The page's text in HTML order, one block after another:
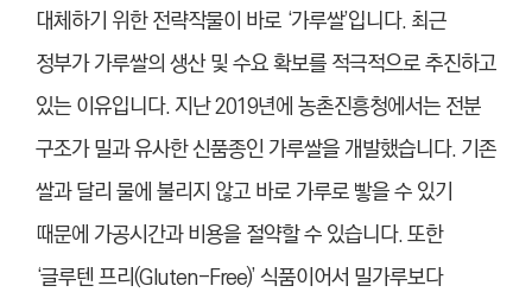
대체하기 위한 전략작물이 바로 ‘가루쌀’입니다. 최근
정부가 가루쌀의 생산 및 수요 확보를 적극적으로 추진하고
있는 이유입니다. 지난 2019년에 농촌진흥청에서는 전분
구조가 밀과 유사한 신품종인 가루쌀을 개발했습니다. 기존
쌀과 달리 물에 불리지 않고 바로 가루로 빻을 수 있기
때문에 가공시간과 비용을 절약할 수 있습니다. 또한
‘글루텐 프리(Gluten-Free)’ 식품이어서 밀가루보다